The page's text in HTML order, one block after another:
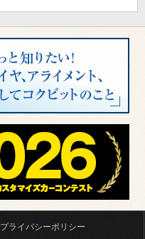
プライバシーポリシー